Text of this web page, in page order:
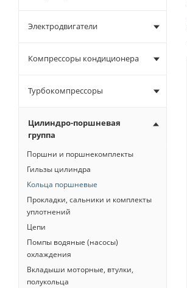
Электродвигатели
Компрессоры кондиционера
Турбокомпрессоры
Цилиндро-поршневая
группа
Поршни и поршнекомплекты
Гильзы цилиндра
Кольца поршневые
Прокладки, сальники и комплекты
уплотнений
Цепи
Помпы водяные (насосы)
охлаждения
Вкладыши моторные, втулки,
полукольца